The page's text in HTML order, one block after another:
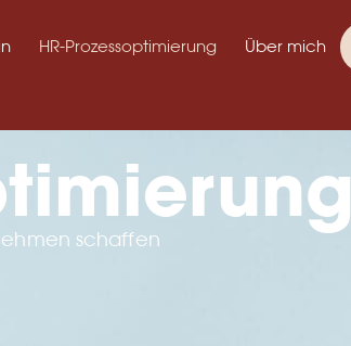
HR-Prozessoptimierung Über mich
schaffen